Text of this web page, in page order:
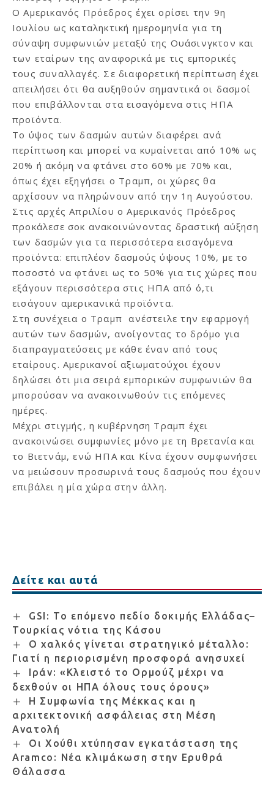
Ο Αμερικανός Πρόεδρος έχει ορίσει την 9η
Ιουλίου ως καταληκτική ημερομηνία για τη
σύναψη συμφωνιών μεταξύ της Ουάσινγκτον και
των εταίρων της αναφορικά με τις εμπορικές
τους συναλλαγές. Σε διαφορετική περίπτωση έχει
απειλήσει ότι θα αυξηθούν σημαντικά οι δασμοί
που επιβάλλονται στα εισαγόμενα στις ΗΠΑ
προϊόντα.
Το ύψος των δασμών αυτών διαφέρει ανά
περίπτωση και μπορεί να κυμαίνεται από 10% ως
20% ή ακόμη να φτάνει στο 60% με 70% και,
όπως έχει εξηγήσει ο Τραμπ, οι χώρες θα
αρχίσουν να πληρώνουν από την 1η Αυγούστου.
Στις αρχές Απριλίου ο Αμερικανός Πρόεδρος
προκάλεσε σοκ ανακοινώνοντας δραστική αύξηση
των δασμών για τα περισσότερα εισαγόμενα
προϊόντα: επιπλέον δασμούς ύψους 10%, με το
ποσοστό να φτάνει ως το 50% για τις χώρες που
εξάγουν περισσότερα στις ΗΠΑ από ό,τι
εισάγουν αμερικανικά προϊόντα.
Στη συνέχεια ο Τραμπ ανέστειλε την εφαρμογή
αυτών των δασμών, ανοίγοντας το δρόμο για
διαπραγματεύσεις με κάθε έναν από τους
εταίρους. Αμερικανοί αξιωματούχοι έχουν
δηλώσει ότι μια σειρά εμπορικών συμφωνιών θα
μπορούσαν να ανακοινωθούν τις επόμενες
ημέρες.
Μέχρι στιγμής, η κυβέρνηση Τραμπ έχει
ανακοινώσει συμφωνίες μόνο με τη Βρετανία και
το Βιετνάμ, ενώ ΗΠΑ και Κίνα έχουν συμφωνήσει
να μειώσουν προσωρινά τους δασμούς που έχουν
επιβάλει η μία χώρα στην άλλη.
Δείτε και αυτά
GSI: Το επόμενο πεδίο δοκιμής Ελλάδας–
Τουρκίας νότια της Κάσου
Ο χαλκός γίνεται στρατηγικό μέταλλο:
Γιατί η περιορισμένη προσφορά ανησυχεί
Ιράν: «Κλειστό το Ορμούζ μέχρι να
δεχθούν οι ΗΠΑ όλους τους όρους»
Η Συμφωνία της Μέκκας και η
αρχιτεκτονική ασφάλειας στη Μέση
Ανατολή
Οι Χούθι χτύπησαν εγκατάσταση της
Aramco: Νέα κλιμάκωση στην Ερυθρά
Θάλασσα